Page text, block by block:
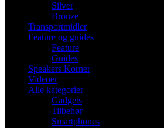
Silver
Bronze
Transportmidler
Feature og guides
Feature
Guides
Speakers Korner
Videoer
Alle kategorier
Gadgets
Tilbehør
Smartphones